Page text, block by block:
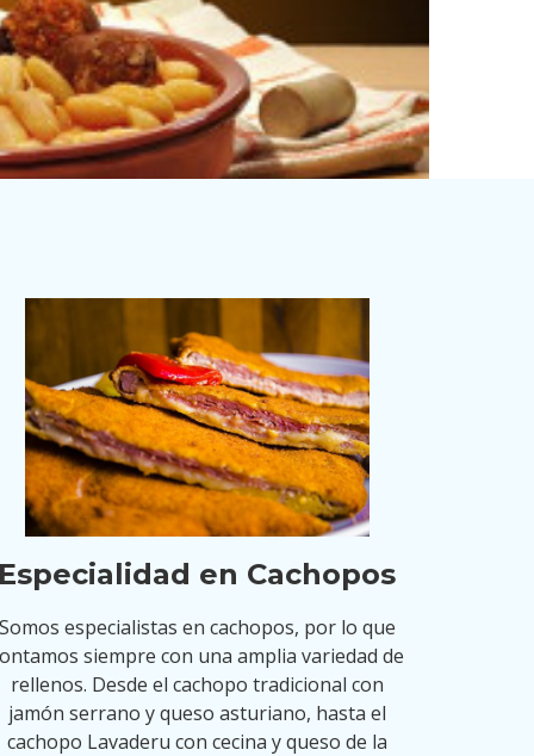
Especialidad en Cachopos
Somos especialistas en cachopos, por lo que
siempre con una amplia variedad de
rellenos. Desde el cachopo tradicional con
jamón serrano y queso asturiano, hasta el
cachopo Lavaderu con cecina y queso de la